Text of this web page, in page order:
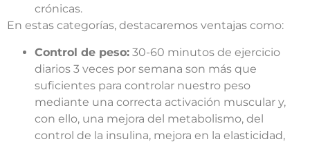
crónicas.
En estas categorías, destacaremos ventajas como:
Control de peso: 30-60 minutos de ejercicio
diarios 3 veces por semana son más que
suficientes para controlar nuestro peso
mediante una correcta activación muscular y,
con ello, una mejora del metabolismo, del
control de la insulina, mejora en la elasticidad,